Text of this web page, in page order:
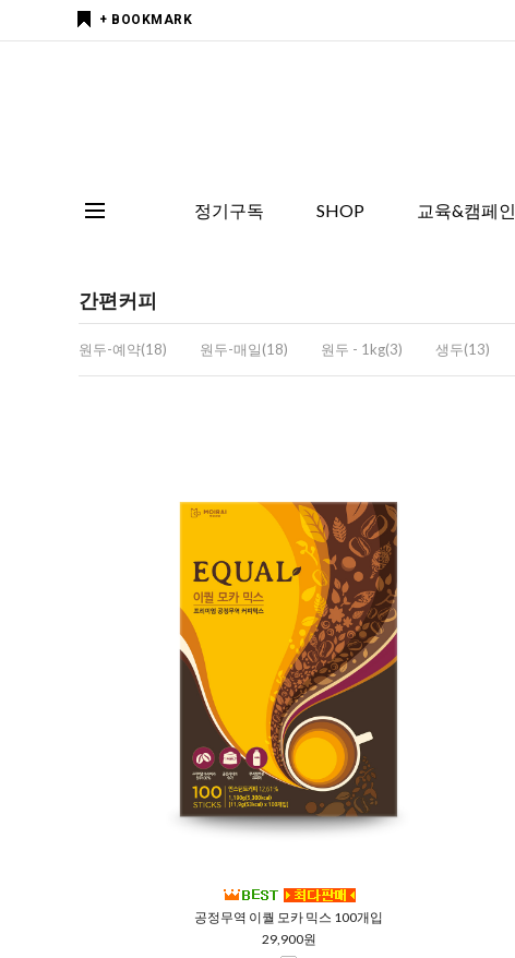
+ BOOKMARK
정기구독 SHOP 교육&캠페인
간편커피
원두-예약(18) 원두-매일(18) 원두 - 1kg(3) 생두(13)
공정무역 이퀄 모카 믹스 100개입
29,900원